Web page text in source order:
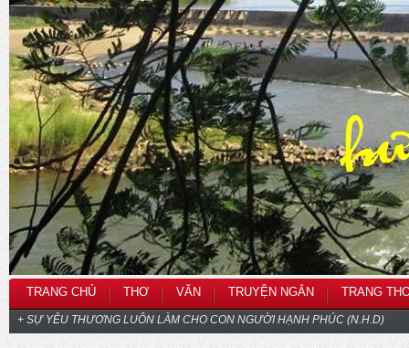
TRANG CHỦ THƠ VĂN TRUYỆN NGẮN TRANG
+ SỰ YÊU THƯƠNG LUÔN LÀM CHO CON NGƯỜI HẠNH PHÚC (N.H.D)